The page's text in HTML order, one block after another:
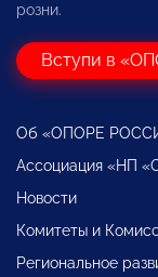
розни.
Вступи в
Об «ОПОРЕ
Ассоциация «НП
Новости
Комитеты и
Региональное